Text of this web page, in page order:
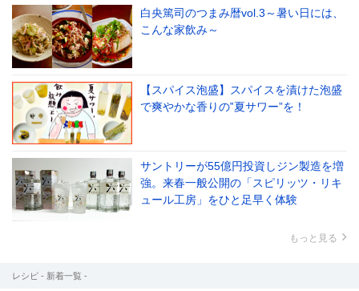
白央篤司のつまみ暦vol.3～暑い日には、
こんな家飲み～
【スパイス泡盛】スパイスを漬けた泡盛
で爽やかな香りの‟夏サワー”を！
サントリーが55億円投資しジン製造を増
強。来春一般公開の「スピリッツ・リキ
ュール工房」をひと足早く体験
もっと見る
レシピ - 新着一覧 -